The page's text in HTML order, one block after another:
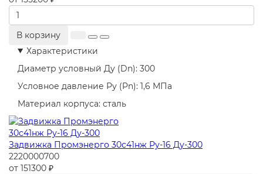
В корзину
Характеристики
Диаметр условный Ду (Dn): 300
Условное давление Ру (Pn): 1,6 МПа
Материал корпуса: сталь
Задвижка Промэнерго 30с41нж Ру-16 Ду-300
2220000700
от 151300 ₽